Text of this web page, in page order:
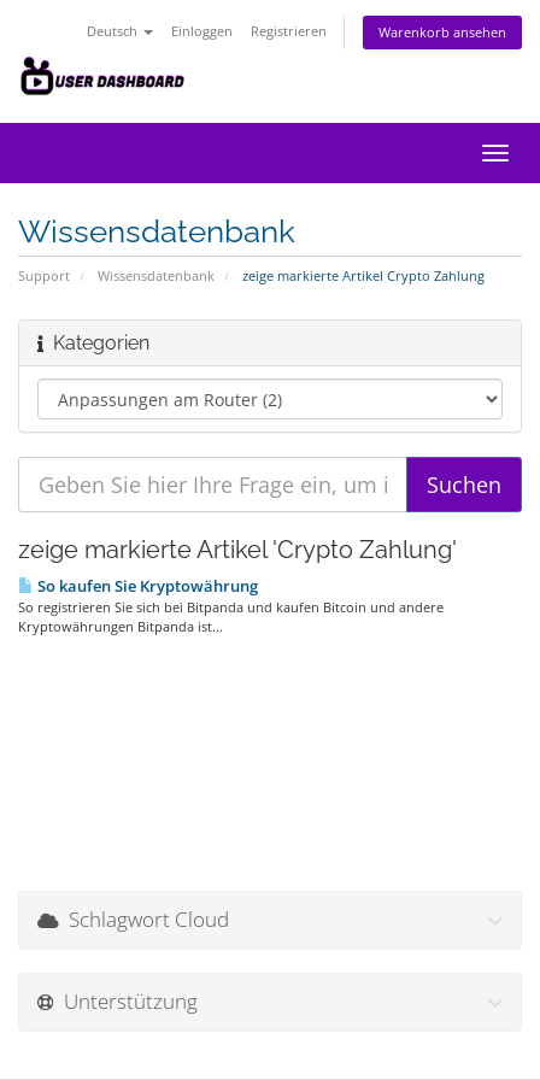
Deutsch Einloggen Registrieren Warenkorb ansehen
ein-/
Wissensdatenbank
Support Wissensdatenbank zeige markierte Artikel Crypto Zahlung
Kategorien
zeige markierte Artikel 'Crypto Zahlung'
So kaufen Sie Kryptowährung
So registrieren Sie sich bei Bitpanda und kaufen Bitcoin und andere
Kryptowährungen Bitpanda ist...
Schlagwort Cloud
Unterstützung